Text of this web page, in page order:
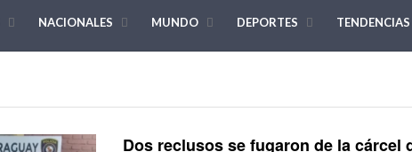
NACIONALES MUNDO DEPORTES TENDENCIAS
Dos reclusos se fugaron de la cárcel